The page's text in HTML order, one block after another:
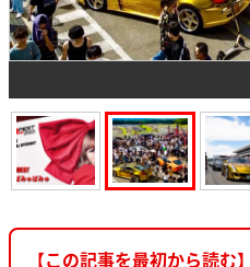
【この記事を最初から読む】